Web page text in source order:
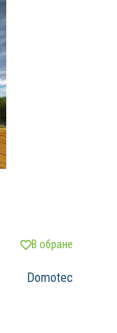
В обране
Domotec